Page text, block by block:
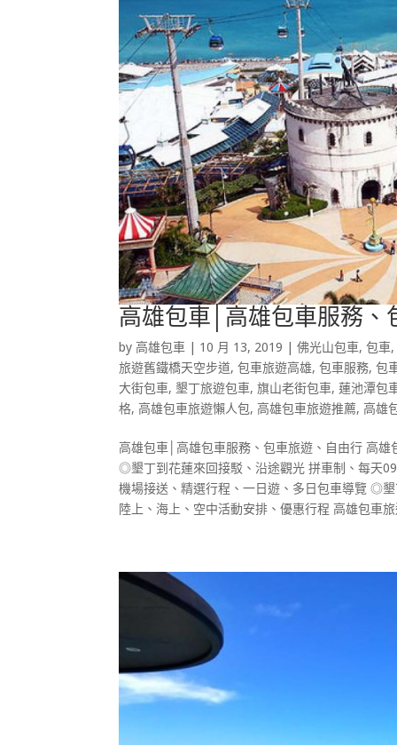
高雄包車│高雄包車服務、
by高雄包車 | 10 月 13, 2019 |佛光山包車,包車
旅遊舊鐵橋天空步道,包車旅遊高雄,包車服務,包
大街包車, 墾丁旅遊包車,旗山老街包車, 蓮池潭包
格,高雄包車旅遊懶人包,高雄包車旅遊推薦,高雄
高雄包車│高雄包車服務、包車旅遊、自由行 高
◎墾丁到花蓮來回接駁、沿途觀光 拼車制、每天
機場接送、精選行程、一日遊、多日包車導覽 ◎
陸上、海上、空中活動安排、優惠行程 高雄包車